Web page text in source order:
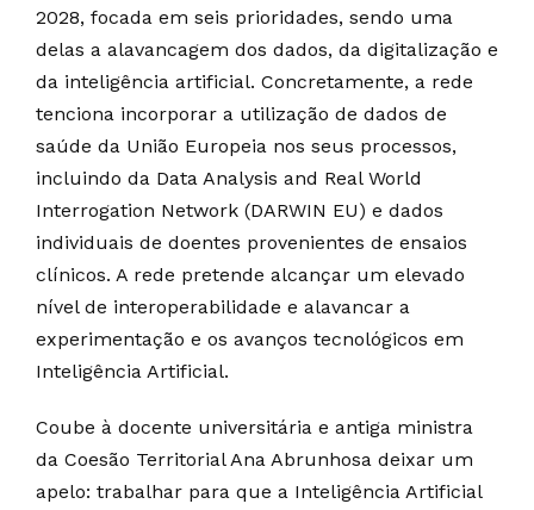
2028, focada em seis prioridades, sendo uma
delas a alavancagem dos dados, da digitalização e
da inteligência artificial. Concretamente, a rede
tenciona incorporar a utilização de dados de
saúde da União Europeia nos seus processos,
incluindo da Data Analysis and Real World
Interrogation Network (DARWIN EU) e dados
individuais de doentes provenientes de ensaios
clínicos. A rede pretende alcançar um elevado
nível de interoperabilidade e alavancar a
experimentação e os avanços tecnológicos em
Inteligência Artificial.
Coube à docente universitária e antiga ministra
da Coesão Territorial Ana Abrunhosa deixar um
apelo: trabalhar para que a Inteligência Artificial